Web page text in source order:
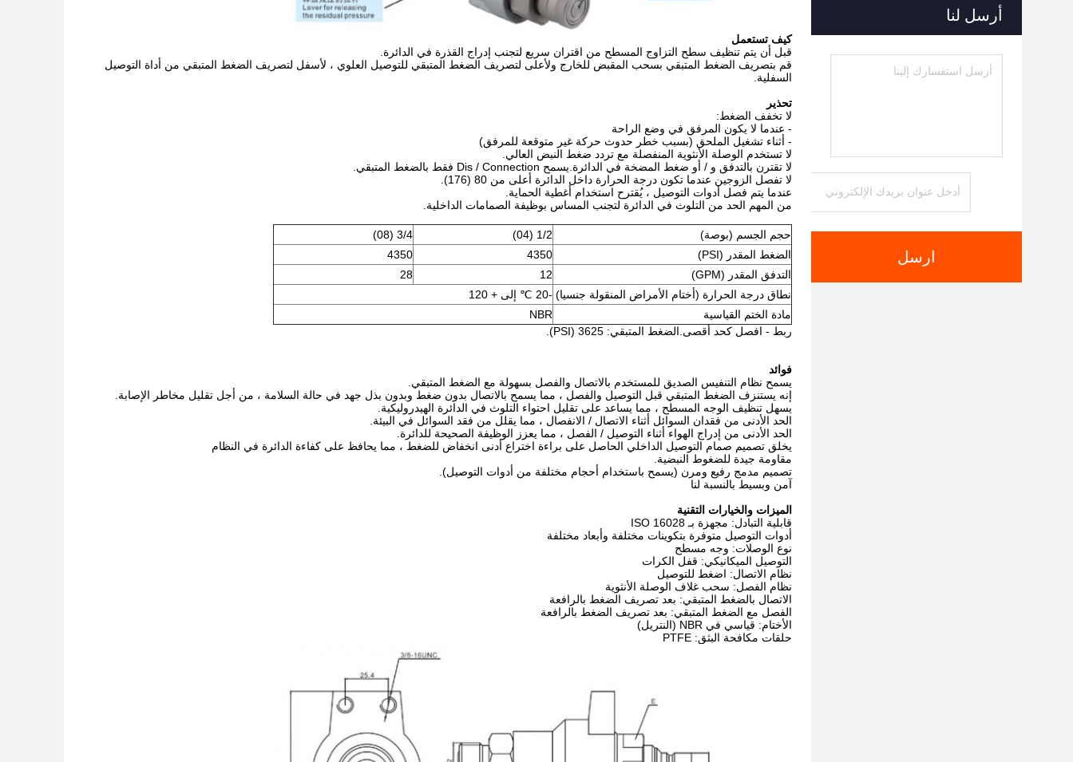
أرسل لنا
ارسل
كيف تستعمل
قبل أن يتم تنظيف سطح التزاوج المسطح من اقتران سريع لتجنب إدراج القذرة في الدائرة.
قم بتصريف الضغط المتبقي بسحب المقبض للخارج ولأعلى لتصريف الضغط المتبقي للتوصيل العلوي ، لأسفل لتصريف الضغط المتبقي من أداة التوصيل
السفلية.
تحذير
لا تخفف الضغط:
- عندما لا يكون المرفق في وضع الراحة
- أثناء تشغيل الملحق (بسبب خطر حدوث حركة غير متوقعة للمرفق)
لا تستخدم الوصلة الأنثوية المنفصلة مع تردد ضغط النبض العالي.
لا تقترن بالتدفق و / أو ضغط المضخة في الدائرة.يسمح Dis / Connection فقط بالضغط المتبقي.
لا تفصل الزوجين عندما تكون درجة الحرارة داخل الدائرة أعلى من 80 (176).
عندما يتم فصل أدوات التوصيل ، يُقترح استخدام أغطية الحماية.
من المهم الحد من التلوث في الدائرة لتجنب المساس بوظيفة الصمامات الداخلية.
حجم الجسم (بوصة) 1/2 (04)
3/4 (08)
الضغط المقدر (PSI)
4350
4350
التدفق المقدر (GPM)
12
28
نطاق درجة الحرارة (أختام الأمراض المنقولة جنسيا) -20 ℃ إلى + 120
مادة الختم القياسية
NBR
ربط - افصل كحد أقصى.الضغط المتبقي: 3625 (PSI).
فوائد
يسمح نظام التنفيس الصديق للمستخدم بالاتصال والفصل بسهولة مع الضغط المتبقي.
إنه يستنزف الضغط المتبقي قبل التوصيل والفصل ، مما يسمح بالاتصال بدون ضغط وبدون بذل جهد في حالة السلامة ، من أجل تقليل مخاطر الإصابة.
يسهل تنظيف الوجه المسطح ، مما يساعد على تقليل احتواء التلوث في الدائرة الهيدروليكية.
الحد الأدنى من فقدان السوائل أثناء الاتصال / الانفصال ، مما يقلل من فقد السوائل في البيئة.
الحد الأدنى من إدراج الهواء أثناء التوصيل / الفصل ، مما يعزز الوظيفة الصحيحة للدائرة.
يخلق تصميم صمام التوصيل الداخلي الحاصل على براءة اختراع أدنى انخفاض للضغط ، مما يحافظ على كفاءة الدائرة في النظام
مقاومة جيدة للضغوط النبضية.
تصميم مدمج رفيع ومرن (يسمح باستخدام أحجام مختلفة من أدوات التوصيل).
آمن وبسيط بالنسبة لنا
الميزات والخيارات التقنية
قابلية التبادل: مجهزة بـ ISO 16028
أدوات التوصيل متوفرة بتكوينات مختلفة وأبعاد مختلفة
نوع الوصلات: وجه مسطح
التوصيل الميكانيكي: قفل الكرات
نظام الاتصال: اضغط للتوصيل
نظام الفصل: سحب غلاف الوصلة الأنثوية
الاتصال بالضغط المتبقي: بعد تصريف الضغط بالرافعة
الفصل مع الضغط المتبقي: بعد تصريف الضغط بالرافعة
الأختام: قياسي في NBR (النتريل)
حلقات مكافحة البثق: PTFE